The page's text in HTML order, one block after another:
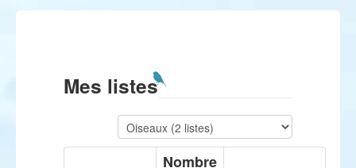
Mes listes
Nombre